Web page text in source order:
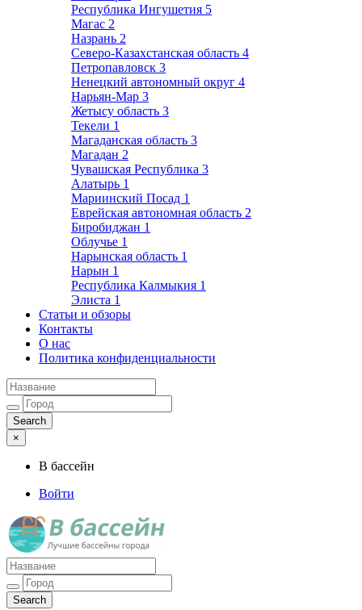
Республика Ингушетия 5
Магас 2
Назрань 2
Северо-Казахстанская область 4
Петропавловск 3
Ненецкий автономный округ 4
Нарьян-Мар 3
Жетысу область 3
Текели 1
Магаданская область 3
Магадан 2
Чувашская Республика 3
Алатырь 1
Мариинский Посад 1
Еврейская автономная область 2
Биробиджан 1
Облучье 1
Нарынская область 1
Нарын 1
Республика Калмыкия 1
Элиста 1
Статьи и обзоры
Контакты
О нас
Политика конфиденциальности
×
В бассейн
Войти
Лучшие бассейны города